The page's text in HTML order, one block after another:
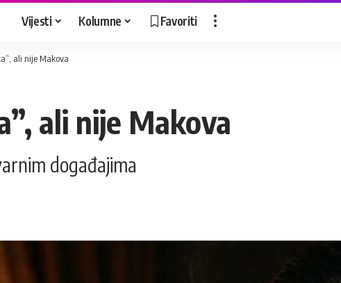
Vijesti Kolumne Favoriti
ali nije Makova
ali nije Makova
događajima